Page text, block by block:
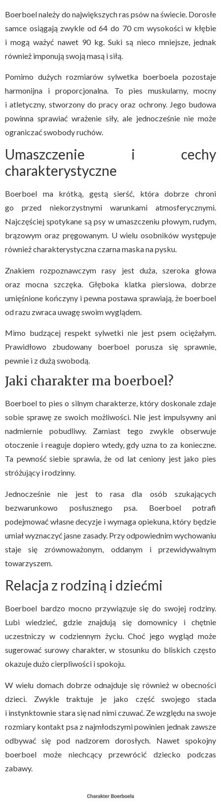
Boerboel należy do największych ras psów na świecie. Dorosłe
samce osiągają zwykle od 64 do 70 cm wysokości w kłębie
i mogą ważyć nawet 90 kg. Suki są nieco mniejsze, jednak
również imponują swoją masą i siłą.
Pomimo dużych rozmiarów sylwetka boerboela pozostaje
harmonijna i proporcjonalna. To pies muskularny, mocny
i atletyczny, stworzony do pracy oraz ochrony. Jego budowa
powinna sprawiać wrażenie siły, ale jednocześnie nie może
ograniczać swobody ruchów.
Umaszczenie i cechy
charakterystyczne
Boerboel ma krótką, gęstą sierść, która dobrze chroni
go przed niekorzystnymi warunkami atmosferycznymi.
Najczęściej spotykane są psy w umaszczeniu płowym, rudym,
brązowym oraz pręgowanym. U wielu osobników występuje
również charakterystyczna czarna maska na pysku.
Znakiem rozpoznawczym rasy jest duża, szeroka głowa
oraz mocna szczęka. Głęboka klatka piersiowa, dobrze
umięśnione kończyny i pewna postawa sprawiają, że boerboel
od razu zwraca uwagę swoim wyglądem.
Mimo budzącej respekt sylwetki nie jest psem ociężałym.
Prawidłowo zbudowany boerboel porusza się sprawnie,
pewnie i z dużą swobodą.
Jaki charakter ma boerboel?
Boerboel to pies o silnym charakterze, który doskonale zdaje
sobie sprawę ze swoich możliwości. Nie jest impulsywny ani
nadmiernie pobudliwy. Zamiast tego zwykle obserwuje
otoczenie i reaguje dopiero wtedy, gdy uzna to za konieczne.
Ta pewność siebie sprawia, że od lat ceniony jest jako pies
stróżujący i rodzinny.
Jednocześnie nie jest to rasa dla osób szukających
bezwarunkowo posłusznego psa. Boerboel potrafi
podejmować własne decyzje i wymaga opiekuna, który będzie
umiał wyznaczyć jasne zasady. Przy odpowiednim wychowaniu
staje się zrównoważonym, oddanym i przewidywalnym
towarzyszem.
Relacja z rodziną i dziećmi
Boerboel bardzo mocno przywiązuje się do swojej rodziny.
Lubi wiedzieć, gdzie znajdują się domownicy i chętnie
uczestniczy w codziennym życiu. Choć jego wygląd może
sugerować surowy charakter, w stosunku do bliskich często
okazuje dużo cierpliwości i spokoju.
W wielu domach dobrze odnajduje się również w obecności
dzieci. Zwykle traktuje je jako część swojego stada
i instynktownie stara się nad nimi czuwać. Ze względu na swoje
rozmiary kontakt psa z najmłodszymi powinien jednak zawsze
odbywać się pod nadzorem dorosłych. Nawet spokojny
boerboel może niechcący przewrócić dziecko podczas
zabawy.